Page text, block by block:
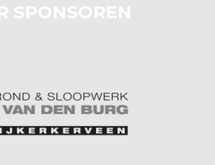
SPONSOREN